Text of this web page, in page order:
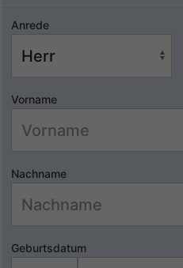
Anrede
Vorname
Nachname
Geburtsdatum